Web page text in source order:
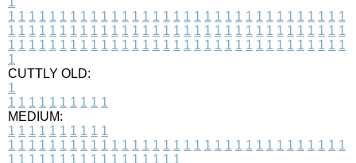
1 1 1 1 1 1 1 1 1 1 1 1 1 1 1 1 1 1 1 1 1 1 1 1 1 1 1 1 1 1 1 1 1
1 1 1 1 1 1 1 1 1 1 1 1 1 1 1 1 1 1 1 1 1 1 1 1 1 1 1 1 1 1 1 1 1
1 1 1 1 1 1 1 1 1 1 1 1 1 1 1 1 1 1 1 1 1 1 1 1 1 1 1 1 1 1 1 1 1
1
CUTTLY OLD:
1
1 1 1 1 1 1 1 1 1 1
MEDIUM:
1 1 1 1 1 1 1 1 1 1
1 1 1 1 1 1 1 1 1 1 1 1 1 1 1 1 1 1 1 1 1 1 1 1 1 1 1 1 1 1 1 1 1
1 1 1 1 1 1 1 1 1 1 1 1 1 1 1 1 1